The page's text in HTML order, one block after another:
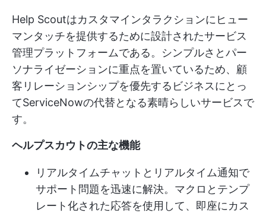
Help Scoutはカスタマインタラクションにヒュー
マンタッチを提供するために設計されたサービス
管理プラットフォームである。シンプルさとパー
ソナライゼーションに重点を置いているため、顧
客リレーションシップを優先するビジネスにとっ
てServiceNowの代替となる素晴らしいサービスで
す。
ヘルプスカウトの主な機能
リアルタイムチャットとリアルタイム通知で
サポート問題を迅速に解決。マクロとテンプ
レート化された応答を使用して、即座にカス